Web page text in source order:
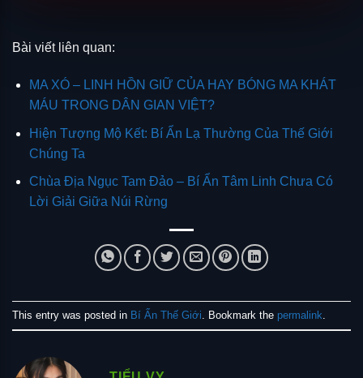
Bài viết liên quan:
MA XÓ – LINH HỒN GIỮ CỦA HAY BÓNG MA KHÁT
MÁU TRONG DÂN GIAN VIỆT?
Hiện Tượng Mộ Kết: Bí Ẩn Lạ Thường Của Thế Giới
Chúng Ta
Chùa Địa Ngục Tam Đảo – Bí Ẩn Tâm Linh Chưa Có
Lời Giải Giữa Núi Rừng
This entry was posted in Bí Ẩn Thế Giới . Bookmark the permalink